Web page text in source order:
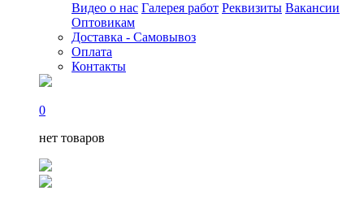
Видео о нас Галерея работ Реквизиты Вакансии
Оптовикам
Доставка - Самовывоз
Оплата
Контакты
0
нет товаров